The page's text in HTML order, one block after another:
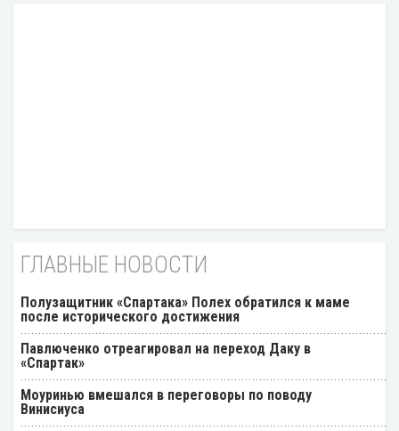
ГЛАВНЫЕ НОВОСТИ
Полузащитник «Спартака» Полех обратился к маме
после исторического достижения
Павлюченко отреагировал на переход Даку в
«Спартак»
Моуринью вмешался в переговоры по поводу
Винисиуса